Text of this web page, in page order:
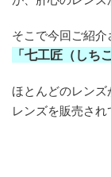
そこで今回ご紹介
「七工匠（しち
ほとんどのレン
レンズを販売され